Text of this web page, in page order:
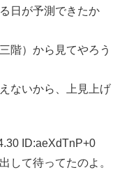
日が予測できたか
階）から見てやろう
ないから、上見上げ
ID:aeXdTnP+0
して待ってたのよ。